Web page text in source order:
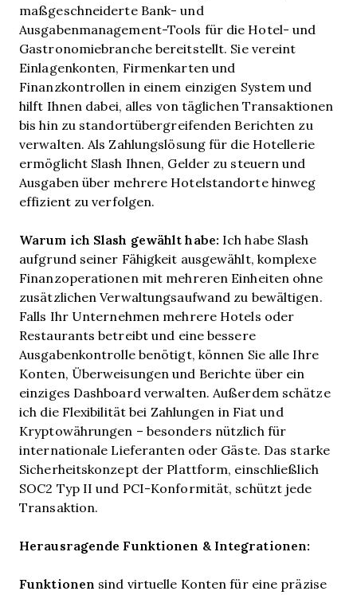
maßgeschneiderte Bank- und
Ausgabenmanagement-Tools für die Hotel- und
Gastronomiebranche bereitstellt. Sie vereint
Einlagenkonten, Firmenkarten und
Finanzkontrollen in einem einzigen System und
hilft Ihnen dabei, alles von täglichen Transaktionen
bis hin zu standortübergreifenden Berichten zu
verwalten. Als Zahlungslösung für die Hotellerie
ermöglicht Slash Ihnen, Gelder zu steuern und
Ausgaben über mehrere Hotelstandorte hinweg
effizient zu verfolgen.
Warum ich Slash gewählt habe: Ich habe Slash
aufgrund seiner Fähigkeit ausgewählt, komplexe
Finanzoperationen mit mehreren Einheiten ohne
zusätzlichen Verwaltungsaufwand zu bewältigen.
Falls Ihr Unternehmen mehrere Hotels oder
Restaurants betreibt und eine bessere
Ausgabenkontrolle benötigt, können Sie alle Ihre
Konten, Überweisungen und Berichte über ein
einziges Dashboard verwalten. Außerdem schätze
ich die Flexibilität bei Zahlungen in Fiat und
Kryptowährungen – besonders nützlich für
internationale Lieferanten oder Gäste. Das starke
Sicherheitskonzept der Plattform, einschließlich
SOC2 Typ II und PCI-Konformität, schützt jede
Transaktion.
Herausragende Funktionen & Integrationen:
Funktionen sind virtuelle Konten für eine präzise